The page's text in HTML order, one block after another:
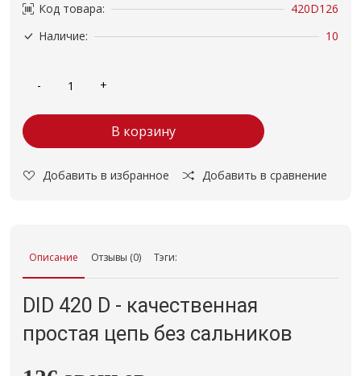
Код товара:
420D126
Наличие:
10
В корзину
Добавить в избранное Добавить в сравнение
Описание Отзывы (0) Тэги:
DID 420 D - качественная
простая цепь без сальников